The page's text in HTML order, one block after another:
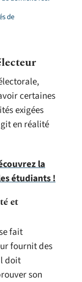
de
certaines
exigées
en réalité
la
étudiants !
et
fait
fournit des
doit
son